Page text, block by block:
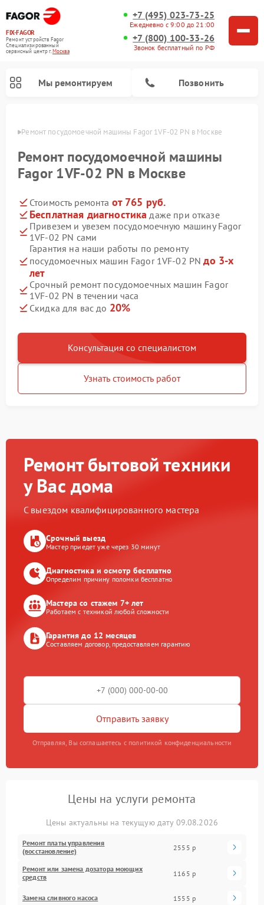
FIX-FAGOR
Ремонт устройств Fagor
Специализированный
cервисный центр г.Москва
+7 (495) 023-73-25
Ежедневно с 9:00 до 21:00
+7 (800) 100-33-26
Звонок бесплатный по РФ
Мы ремонтируем Позвонить
Ремонт посудомоечной машины Fagor 1VF-02 PN в Москве
Ремонт посудомоечной машины
Fagor 1VF-02 PN в Москве
Стоимость ремонта от 765 руб.
Бесплатная диагностика даже при отказе
Привезем и увезем посудомоечную машину Fagor
1VF-02 PN сами
Гарантия на наши работы по ремонту
посудомоечных машин Fagor 1VF-02 PNдо 3-х
лет
Срочный ремонт посудомоечных машин Fagor
1VF-02 PN в течении часа
Скидка для вас до 20%
Консультация со специалистом
Узнать стоимость работ
Ремонт бытовой техники
у Вас дома
С выездом квалифицированного мастера
Срочный выезд
Мастер приедет уже через 30 минут
Диагностика и осмотр бесплатно
Определим причину поломки бесплатно
Мастера со стажем 7+ лет
Работаем с техникой любой сложности
Гарантия до 12 месяцев
Составляем договор, предоставляем гарантию
Отправить заявку
Отправляя, Вы соглашаетесь с политикой конфиденциальности
Цены на услуги ремонта
Цены актуальны на текущую дату 09.08.2026
Ремонт платы управления
(восстановление)
2555 р
Ремонт или замена дозатора моющих
средств
1165 р
Замена сливного насоса 1555 р